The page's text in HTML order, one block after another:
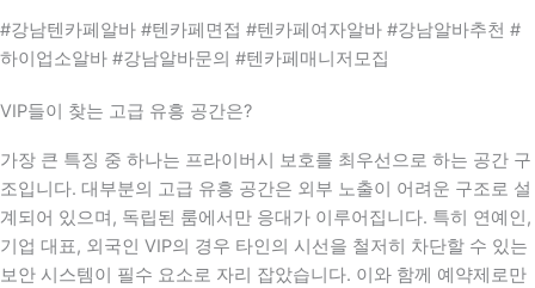
#강남텐카페알바 #텐카페면접 #텐카페여자알바 #강남알바추천 #
하이업소알바 #강남알바문의 #텐카페매니저모집
VIP들이 찾는 고급 유흥 공간은?
가장 큰 특징 중 하나는 프라이버시 보호를 최우선으로 하는 공간 구
조입니다. 대부분의 고급 유흥 공간은 외부 노출이 어려운 구조로 설
계되어 있으며, 독립된 룸에서만 응대가 이루어집니다. 특히 연예인,
기업 대표, 외국인 VIP의 경우 타인의 시선을 철저히 차단할 수 있는
보안 시스템이 필수 요소로 자리 잡았습니다. 이와 함께 예약제로만